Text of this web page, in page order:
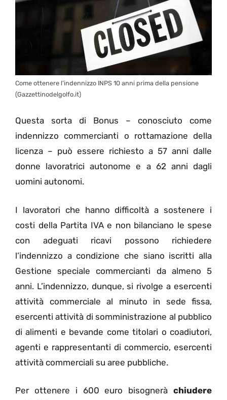
Come ottenere l’indennizzo INPS 10 anni prima della pensione
(Gazzettinodelgolfo.it)
Questa sorta di Bonus – conosciuto come
indennizzo commercianti o rottamazione della
licenza – può essere richiesto a 57 anni dalle
donne lavoratrici autonome e a 62 anni dagli
uomini autonomi.
I lavoratori che hanno difficoltà a sostenere i
costi della Partita IVA e non bilanciano le spese
con adeguati ricavi possono richiedere
l’indennizzo a condizione che siano iscritti alla
Gestione speciale commercianti da almeno 5
anni. L’indennizzo, dunque, si rivolge a esercenti
attività commerciale al minuto in sede fissa,
esercenti attività di somministrazione al pubblico
di alimenti e bevande come titolari o coadiutori,
agenti e rappresentanti di commercio, esercenti
attività commerciali su aree pubbliche.
Per ottenere i 600 euro bisognerà chiudere